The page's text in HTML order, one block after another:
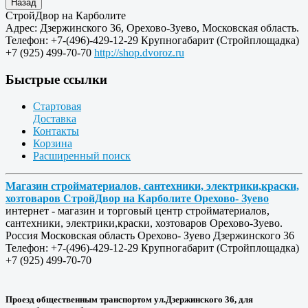
СтройДвор на Карболите
Адрес: Дзержинского 36, Орехово-Зуево, Московская область.
Телефон: +7-(496)-429-12-29 Крупногабарит (Стройплощадка)
+7 (925) 499-70-70 http://shop.dvoroz.ru
Быстрые ссылки
Стартовая
Доставка
Контакты
Корзина
Расширенный поиск
Магазин стройматериалов, сантехники, электрики,краски,
хозтоваров СтройДвор на Карболите Орехово- Зуево
интернет - магазин и торговый центр стройматериалов,
сантехники, электрики,краски, хозтоваров Орехово-Зуево.
Россия Московская область Орехово- Зуево Дзержинского 36
Телефон: +7-(496)-429-12-29 Крупногабарит (Стройплощадка)
+7 (925) 499-70-70
Проезд общественным транспортом ул.Дзержинского 36, для